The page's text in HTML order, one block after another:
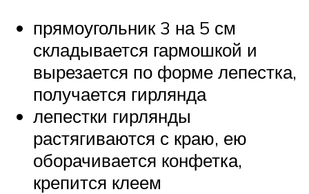
прямоугольник 3 на 5 см
складывается гармошкой и
вырезается по форме лепестка,
получается гирлянда
лепестки гирлянды
растягиваются с краю, ею
оборачивается конфетка,
крепится клеем